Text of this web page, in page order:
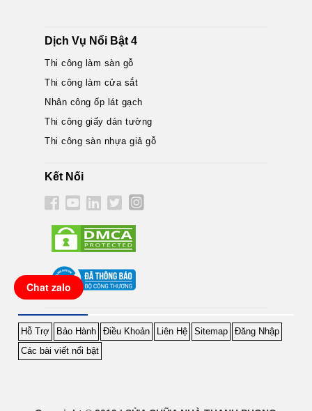
Dịch Vụ Nổi Bật 4
Thi công làm sàn gỗ
Thi công làm cửa sắt
Nhân công ốp lát gạch
Thi công giấy dán tường
Thi công sàn nhựa giả gỗ
Kết Nối
Hỗ Trợ Bảo Hành Điều Khoản Liên Hệ Sitemap
Đăng Nhập
Các bài viết nổi bật
Chat zalo